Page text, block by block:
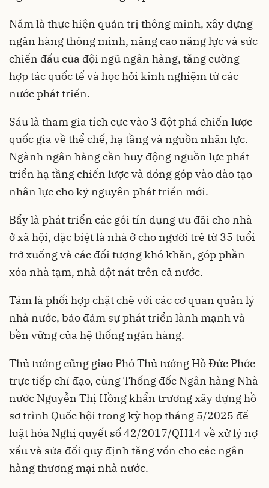
Năm là thực hiện quản trị thông minh, xây dựng
ngân hàng thông minh, nâng cao năng lực và sức
chiến đấu của đội ngũ ngân hàng, tăng cường
hợp tác quốc tế và học hỏi kinh nghiệm từ các
nước phát triển.
Sáu là tham gia tích cực vào 3 đột phá chiến lược
quốc gia về thể chế, hạ tầng và nguồn nhân lực.
Ngành ngân hàng cần huy động nguồn lực phát
triển hạ tầng chiến lược và đóng góp vào đào tạo
nhân lực cho kỷ nguyên phát triển mới.
Bẩy là phát triển các gói tín dụng ưu đãi cho nhà
ở xã hội, đặc biệt là nhà ở cho người trẻ từ 35 tuổi
trở xuống và các đối tượng khó khăn, góp phần
xóa nhà tạm, nhà dột nát trên cả nước.
Tám là phối hợp chặt chẽ với các cơ quan quản lý
nhà nước, bảo đảm sự phát triển lành mạnh và
bền vững của hệ thống ngân hàng.
Thủ tướng cũng giao Phó Thủ tướng Hồ Đức Phớc
trực tiếp chỉ đạo, cùng Thống đốc Ngân hàng Nhà
nước Nguyễn Thị Hồng khẩn trương xây dựng hồ
sơ trình Quốc hội trong kỳ họp tháng 5/2025 để
luật hóa Nghị quyết số 42/2017/QH14 về xử lý nợ
xấu và sửa đổi quy định tăng vốn cho các ngân
hàng thương mại nhà nước.